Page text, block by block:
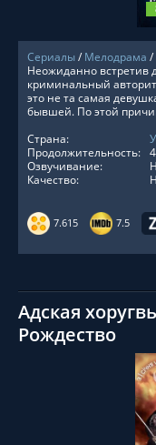
Сериалы/ Мелодрама /
7.615 7.5
Неожиданно встретив
криминальный
это не та самая
бывшей. По этой
Страна:
Продолжительность:
Озвучивание:
Качество:
Адская
Рождество